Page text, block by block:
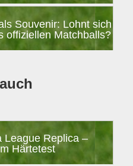
Souvenir: Lohnt sich
offiziellen Matchballs?
League Replica –
Härtetest